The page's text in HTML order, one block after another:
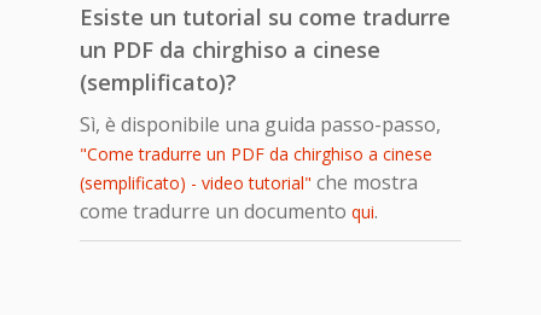
Esiste un tutorial su come tradurre
un PDF da chirghiso a cinese
(semplificato)?
Sì, è disponibile una guida passo-passo,
"Come tradurre un PDF da chirghiso a cinese
(semplificato) - video tutorial" che mostra
come tradurre un documento qui.